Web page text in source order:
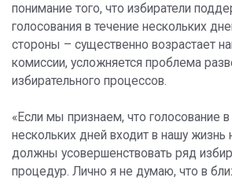
понимание того, что избиратели
голосования в течение нескольких
стороны – существенно возрастает
комиссии, усложняется проблема
избирательного процессов.
«Если мы признаем, что голосование в
нескольких дней входит в нашу жизнь
должны усовершенствовать ряд
процедур. Лично я не думаю, что в